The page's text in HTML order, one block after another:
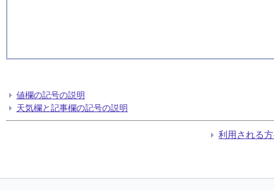
値欄の記号の説明
天気欄と記事欄の記号の説明
利用される